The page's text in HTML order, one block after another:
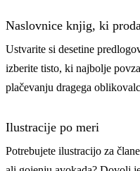
Naslovnice knjig, ki
Ustvarite si desetine
izberite tisto, ki najbolje
plačevanju dragega
Ilustracije po meri
Potrebujete ilustracijo za